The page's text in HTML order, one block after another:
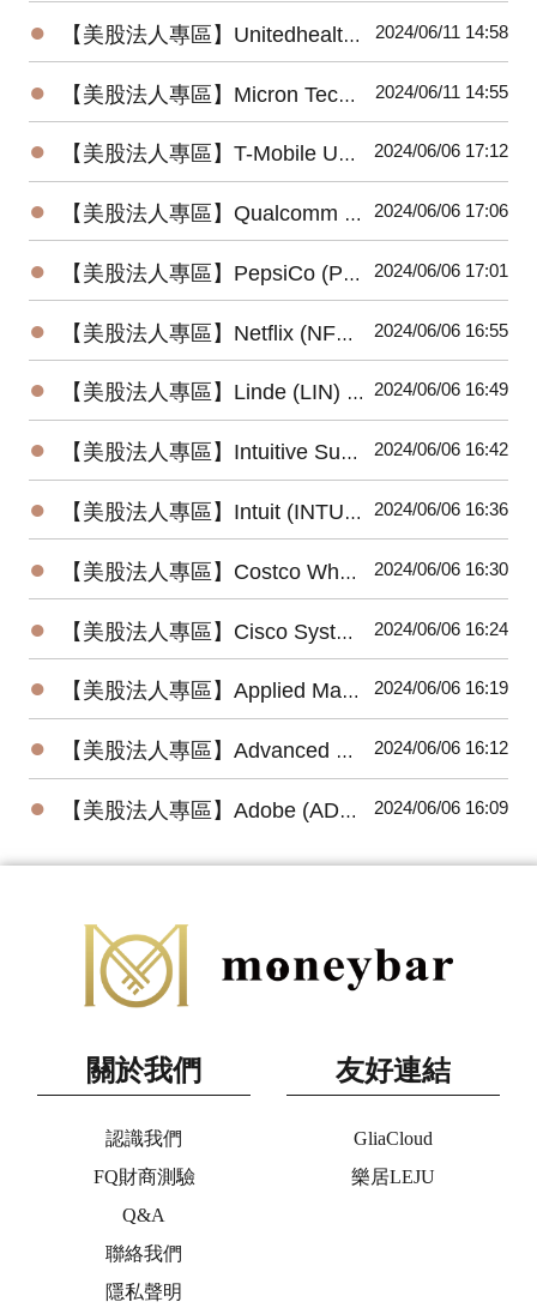
● 【美股法人專區】Unitedhealth (UNH) 2024最新法說會重點摘要(4/16發布) 2024/06/11 14:58
● 【美股法人專區】Micron Technology (MU) 2024最新法說會重點摘要(3/20發布) 2024/06/11 14:55
● 【美股法人專區】T-Mobile US (TMUS) 2024最新法說會重點摘要(4/25發布) 2024/06/06 17:12
● 【美股法人專區】Qualcomm (QCOM) 2024最新法說會重點摘要(5/1發布) 2024/06/06 17:06
● 【美股法人專區】PepsiCo (PEP) 2024最新法說會重點摘要(4/23發布) 2024/06/06 17:01
● 【美股法人專區】Netflix (NFLX) 2024最新法說會重點摘要(4/18發布) 2024/06/06 16:55
● 【美股法人專區】Linde (LIN) 2024最新法說會重點摘要(5/2發布) 2024/06/06 16:49
● 【美股法人專區】Intuitive Surgical (ISRG) 2024最新法說會重點摘要(4/18發布) 2024/06/06 16:42
● 【美股法人專區】Intuit (INTU) 2024最新法說會重點摘要(5/23發布) 2024/06/06 16:36
● 【美股法人專區】Costco Wholesale (COST) 2024最新法說會重點摘要 (5/30發布) 2024/06/06 16:30
● 【美股法人專區】Cisco Systems (CSCO) 2024最新法說會重點摘要(5/15發布) 2024/06/06 16:24
● 【美股法人專區】Applied Materials (AMAT) 2024最新法說會重點摘要 (5/16發布) 2024/06/06 16:19
● 【美股法人專區】Advanced Micro Devices (AMD) 2024最新法說會重點摘要(4/30發布) 2024/06/06 16:12
● 【美股法人專區】Adobe (ADBE) 2024最新法說會重點摘要(3/14發布) 2024/06/06 16:09
關於我們
認識我們
FQ財商測驗
Q&A
聯絡我們
隱私聲明
友好連結
GliaCloud
樂居LEJU